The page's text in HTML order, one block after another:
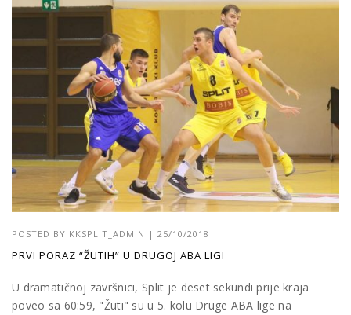
POSTED BY KKSPLIT_ADMIN | 25/10/2018
PRVI PORAZ “ŽUTIH” U DRUGOJ ABA LIGI
U dramatičnoj završnici, Split je deset sekundi prije kraja
poveo sa 60:59, "Žuti" su u 5. kolu Druge ABA lige na